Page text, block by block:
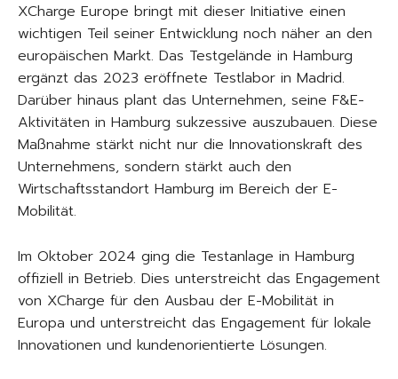
XCharge Europe bringt mit dieser Initiative einen
wichtigen Teil seiner Entwicklung noch näher an den
europäischen Markt. Das Testgelände in Hamburg
ergänzt das 2023 eröffnete Testlabor in Madrid.
Darüber hinaus plant das Unternehmen, seine F&E-
Aktivitäten in Hamburg sukzessive auszubauen. Diese
Maßnahme stärkt nicht nur die Innovationskraft des
Unternehmens, sondern stärkt auch den
Wirtschaftsstandort Hamburg im Bereich der E-
Mobilität.
Im Oktober 2024 ging die Testanlage in Hamburg
offiziell in Betrieb. Dies unterstreicht das Engagement
von XCharge für den Ausbau der E-Mobilität in
Europa und unterstreicht das Engagement für lokale
Innovationen und kundenorientierte Lösungen.